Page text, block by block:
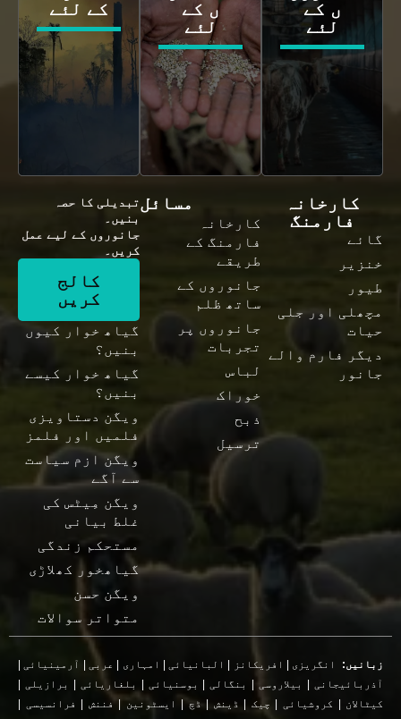
ں کے
لئے
ں کے
لئے
کے لئے
کارخانہ
فارمنگ
گائے
خنزیر
طیور
مچھلی اور جلی
حیات
دیگر فارم والے
جانور
مسائل
کارخانہ
فارمنگ کے
طریقے
جانوروں کے
ساتھ ظلم
جانوروں پر
تجربات
لباس
خوراک
ذبح
ترسیل
تبدیلی کا حصہ
بنیں۔
جانوروں کے لیے عمل
کریں۔
کالج
کریں
گیاھ خوار کیوں
بنیں؟
گیاھ خوار کیسے
بنیں؟
ویگن دستاویزی
فلمیں اور فلمز
ویگن ازم سیاست
سے آگے
ویگن مِیٹس کی
غلط بیانی
مستحکم زندگی
گیاھخور کھلاڑی
ویگن حسن
متواتر سوالات
زبانیں: انگریزی | افریکانز | البانیائی | امہاری | عربی | آرمینیائی
|
آذربائیجانی
| بیلاروسی | بنگالی | بوسنیائی | بلغاریائی | برازیلی
|
کیٹالان | کروشیائی | چیک | ڈینش |ڈچ| ایسٹونین |فننش | فرانسیسی
|